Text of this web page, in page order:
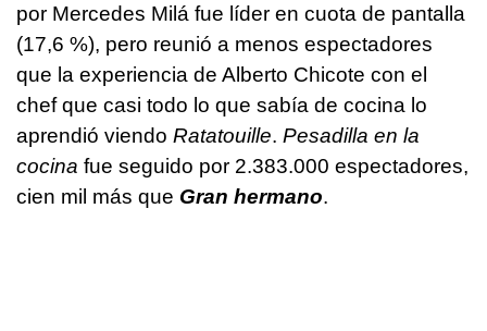
por Mercedes Milá fue líder en cuota de pantalla
(17,6 %), pero reunió a menos espectadores
que la experiencia de Alberto Chicote con el
chef que casi todo lo que sabía de cocina lo
aprendió viendo Ratatouille. Pesadilla en la
cocina fue seguido por 2.383.000 espectadores,
cien mil más que Gran hermano.